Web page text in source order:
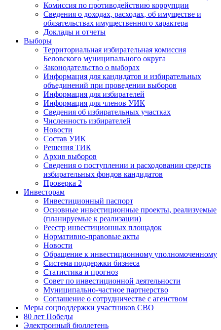
Комиссия по противодействию коррупции
Сведения о доходах, расходах, об имуществе и
обязательствах имущественного характера
Доклады и отчеты
Выборы
Территориальная избирательная комиссия
Беловского муниципального округа
Законодательство о выборах
Информация для кандидатов и избирательных
объединений при проведении выборов
Информация для избирателей
Информация для членов УИК
Сведения об избирательных участках
Численность избирателей
Новости
Состав УИК
Решения ТИК
Архив выборов
Сведения о поступлении и расходовании средств
избирательных фондов кандидатов
Проверка 2
Инвесторам
Инвестиционный паспорт
Основные инвестиционные проекты, реализуемые
(планируемые к реализации)
Реестр инвестиционных площадок
Нормативно-правовые акты
Новости
Обращение к инвестиционному уполномоченному
Система поддержки бизнеса
Статистика и прогноз
Совет по инвестиционной деятельности
Муниципально-частное партнерство
Соглашение о сотрудничестве с агенством
Меры соцподдержки участников СВО
80 лет Победы
Электронный бюллетень